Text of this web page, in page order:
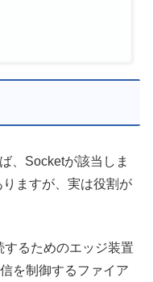
、Socketが該当しま
ますが、実は役割が
するためのエッジ装置
を制御するファイア